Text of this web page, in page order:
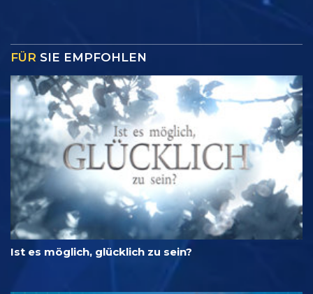
FÜR SIE EMPFOHLEN
Ist es möglich, glücklich zu sein?